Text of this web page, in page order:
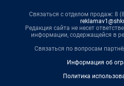
Связаться с отделом продаж: 8
Редакция сайта не несет
информации, содержащейся в
Связаться по вопросам
Информация об
Политика